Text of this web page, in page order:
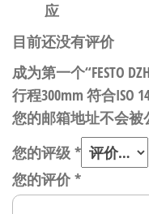
应
目前还没有评价
成为第一个“FESTO
行程300mm 符合ISO
您的邮箱地址不会被
您的评级 *
您的评价*